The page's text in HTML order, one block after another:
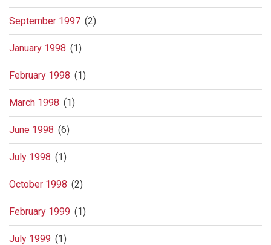
September 1997 (2)
January 1998 (1)
February 1998 (1)
March 1998 (1)
June 1998 (6)
July 1998 (1)
October 1998 (2)
February 1999 (1)
July 1999 (1)